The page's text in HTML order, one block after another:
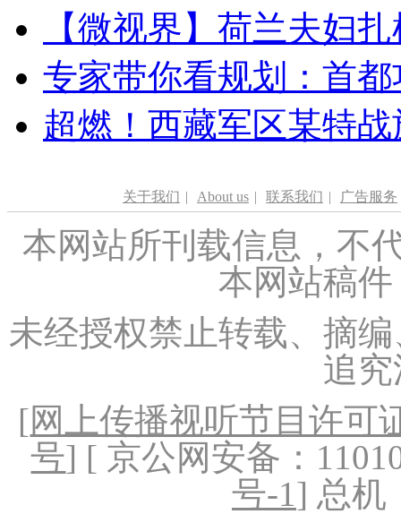
【微视界】荷兰夫妇
专家带你看规划：首
超燃！西藏军区某特
关于我们 | About us | 联系我们 | 广告服务
本网站所刊载信息，不
本网站稿
未经授权禁止转载、摘
追
[网上传播视听节目许可
号] [ 京公网安备：
号-1] 总机